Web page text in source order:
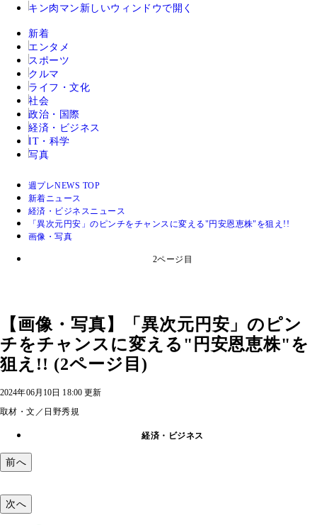
キン肉マン 新しいウィンドウで開く
新着
エンタメ
スポーツ
クルマ
ライフ・文化
社会
政治・国際
経済・ビジネス
IT・科学
写真
週プレNEWS TOP
新着ニュース
経済・ビジネスニュース
「異次元円安」のピンチをチャンスに変える"円安恩恵株"を狙え!!
画像・写真
2ページ目
【画像・写真】「異次元円安」のピン
チをチャンスに変える"円安恩恵株"を
狙え!! (2ページ目)
2024年06月10日 18:00 更新
取材・文／日野秀規
経済・ビジネス
前へ
次へ